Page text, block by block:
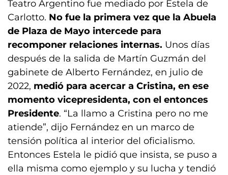
Teatro Argentino fue mediado por Estela de
Carlotto. No fue la primera vez que la Abuela
de Plaza de Mayo intercede para
recomponer relaciones internas. Unos días
después de la salida de Martín Guzmán del
gabinete de Alberto Fernández, en julio de
2022, medió para acercar a Cristina, en ese
momento vicepresidenta, con el entonces
Presidente. “La llamo a Cristina pero no me
atiende”, dijo Fernández en un marco de
tensión política al interior del oficialismo.
Entonces Estela le pidió que insista, se puso a
ella misma como ejemplo y su lucha y tendió